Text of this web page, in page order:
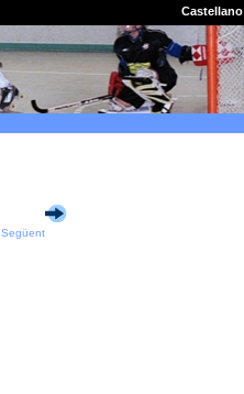
Castellano
Següent